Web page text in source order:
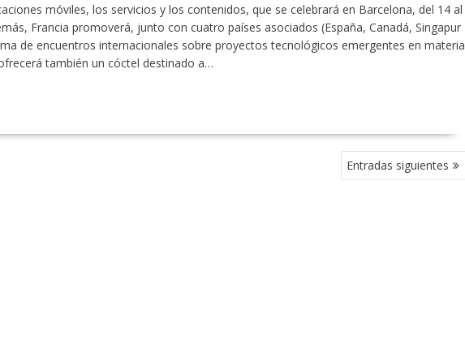
móviles, los servicios y los contenidos, que se celebrará en Barcelona, del 14 al
Francia promoverá, junto con cuatro países asociados (España, Canadá, Singapur
de encuentros internacionales sobre proyectos tecnológicos emergentes en materia
también un cóctel destinado a…
Entradas siguientes